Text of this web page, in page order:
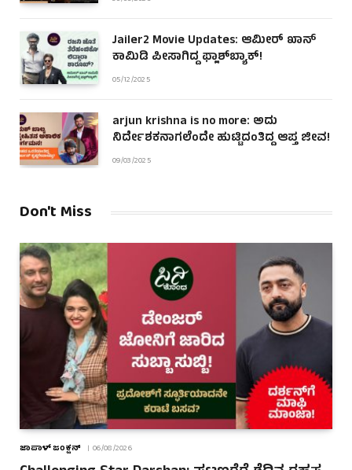
Jailer2 Movie Updates: ಆಮೀರ್ ಖಾನ್
ಕಾಮಿಡಿ ಪೀಸಾಗಿದ್ದ ಫ್ಲಾಶ್‌ಬ್ಯಾಕ್!
05/12/2025
arjun krishna is no more: ಅದು
ನಿರ್ದೇಶಕನಾಗಲೆಂದೇ ಹುಟ್ಟಿದಂತಿದ್ದ ಆಪ್ತ ಜೀವ!
09/03/2025
Don't Miss
ಜಾಪಾಳ್ ಜಂಕ್ಷನ್ 06/08/2026